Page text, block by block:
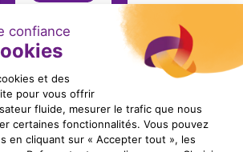
Télécharger